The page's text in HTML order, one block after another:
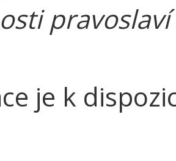
je k